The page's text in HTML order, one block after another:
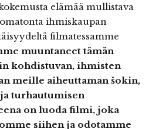
elämää mullistava
ihmiskaupan
filmatessamme
muuntaneet tämän
kohdistuvan, ihmisten
meille aiheuttaman šokin,
turhautumisen
on luoda filmi, joka
siihen ja odotamme